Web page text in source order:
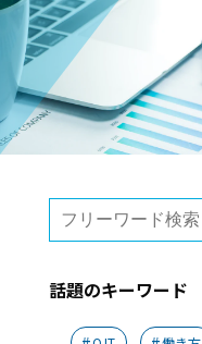
話題のキーワード